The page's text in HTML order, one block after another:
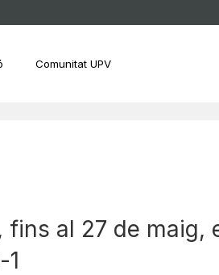
Comunitat UPV
al 27 de maig,